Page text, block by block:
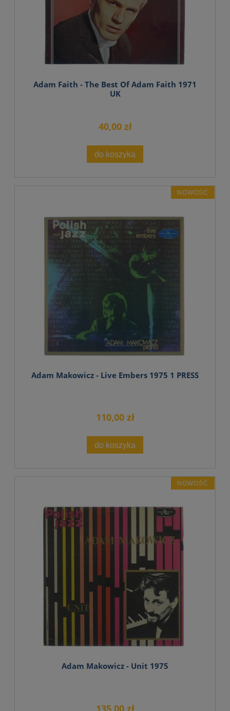
Adam Faith - The Best Of Adam Faith 1971
UK
40,00 zł
do koszyka
Adam Makowicz - Live Embers 1975 1 PRESS
110,00 zł
do koszyka
NOWOŚĆ
Adam Makowicz - Unit 1975
135,00 zł
NOWOŚĆ